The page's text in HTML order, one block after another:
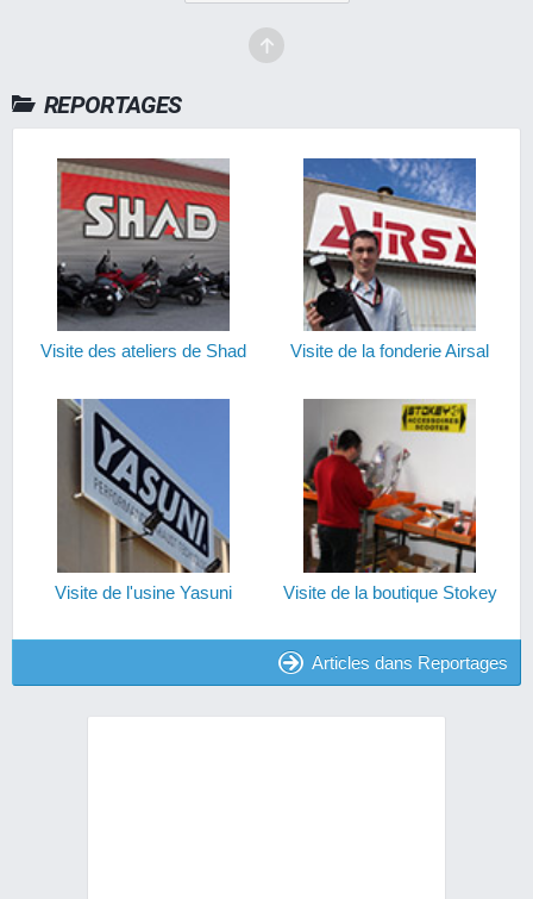
REPORTAGES
Visite des ateliers de Shad Visite de la fonderie Airsal
Visite de l'usine Yasuni Visite de la boutique Stokey
Articles dans Reportages